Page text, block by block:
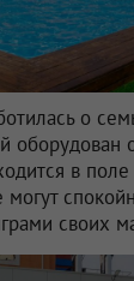
о
оборудован
в
своих